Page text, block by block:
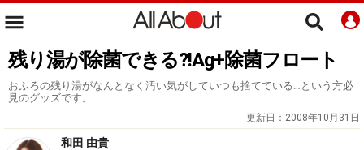
残り湯が除菌できる?!Ag+除菌フロート
おふろの残り湯がなんとなく汚い気がしていつも捨てている…という方必
見のグッズです。
更新日： 2008年10月31日
和田 由貴